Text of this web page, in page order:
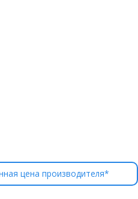
цена производителя*